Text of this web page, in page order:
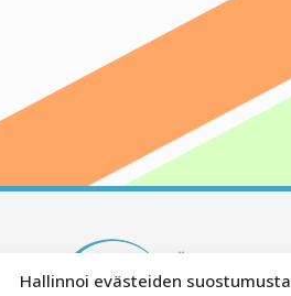
Hallinnoi evästeiden suostumusta